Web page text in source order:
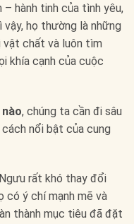
– hành tinh của tình yêu,
họ thường là những
vật chất và luôn tìm
khía cạnh của cuộc
, chúng ta cần đi sâu
nổi bật của cung
rất khó thay đổi
có ý chí mạnh mẽ và
thành mục tiêu đã đặt